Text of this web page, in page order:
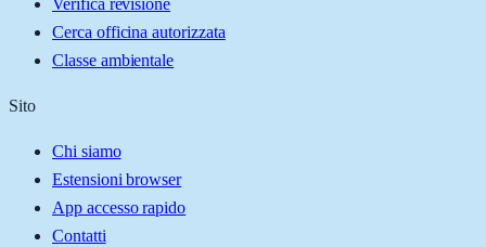
Verifica revisione
Cerca officina autorizzata
Classe ambientale
Sito
Chi siamo
Estensioni browser
App accesso rapido
Contatti